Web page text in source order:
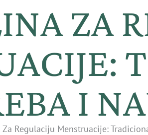
ZA
I
Regulaciju Menstruacije: